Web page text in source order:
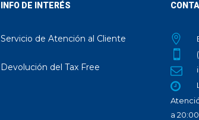
INFO DE INTERÉS
Servicio de Atención al Cliente
Devolución del Tax Free
a 20:00.